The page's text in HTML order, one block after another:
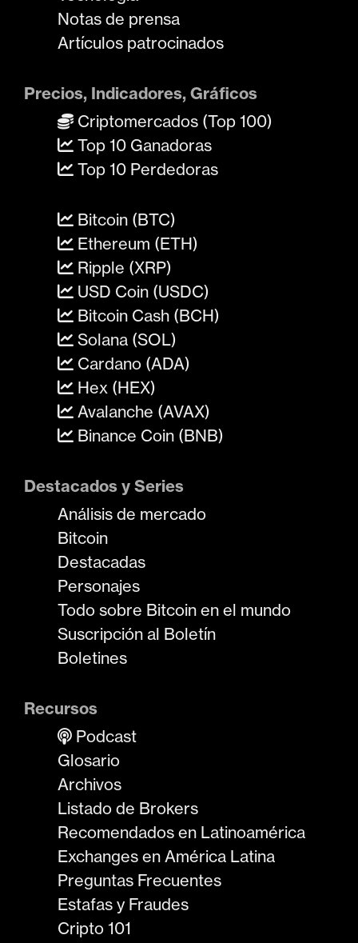
Notas de prensa
Artículos patrocinados
Precios, Indicadores, Gráficos
Criptomercados (Top 100)
Top 10 Ganadoras
Top 10 Perdedoras
Bitcoin (BTC)
Ethereum (ETH)
Ripple (XRP)
USD Coin (USDC)
Bitcoin Cash (BCH)
Solana (SOL)
Cardano (ADA)
Hex (HEX)
Avalanche (AVAX)
Binance Coin (BNB)
Destacados y Series
Análisis de mercado
Bitcoin
Destacadas
Personajes
Todo sobre Bitcoin en el mundo
Suscripción al Boletín
Boletines
Recursos
Podcast
Glosario
Archivos
Listado de Brokers
Recomendados en Latinoamérica
Exchanges en América Latina
Preguntas Frecuentes
Estafas y Fraudes
Cripto 101